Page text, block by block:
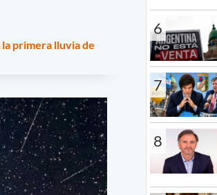
primera lluvia de
6
7
8